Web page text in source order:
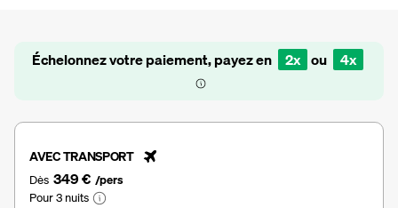
Échelonnez votre paiement, payez en 2x ou 4x
AVEC TRANSPORT
Dès 349 € /pers
Pour 3 nuits